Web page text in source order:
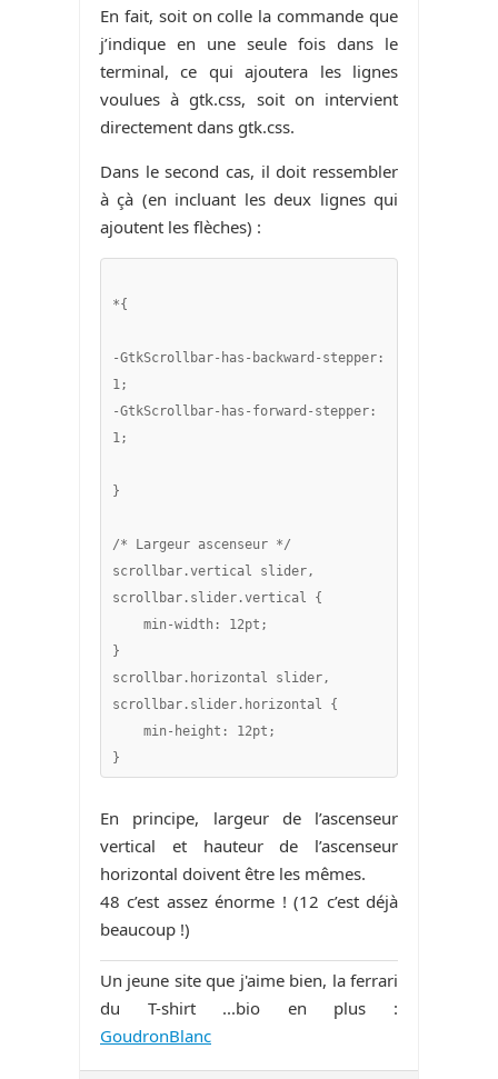
En fait, soit on colle la commande que
j’indique en une seule fois dans le
terminal, ce qui ajoutera les lignes
voulues à gtk.css, soit on intervient
directement dans gtk.css.
Dans le second cas, il doit ressembler
à çà (en incluant les deux lignes qui
ajoutent les flèches) :
*{
-GtkScrollbar-has-backward-stepper:
1;
-GtkScrollbar-has-forward-stepper:
1;
}
/* Largeur ascenseur */
scrollbar.vertical slider,
scrollbar.slider.vertical {
}
scrollbar.horizontal slider,
scrollbar.slider.horizontal {
En principe, largeur de l’ascenseur
vertical et hauteur de l’ascenseur
horizontal doivent être les mêmes.
48 c’est assez énorme ! (12 c’est déjà
beaucoup !)
Un jeune site que j'aime bien, la ferrari
du T-shirt ...bio en plus :
GoudronBlanc